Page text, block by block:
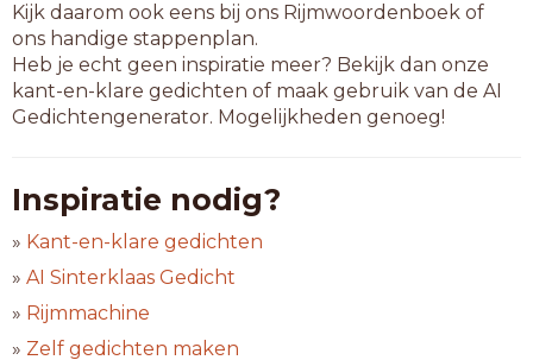
Kijk daarom ook eens bij ons Rijmwoordenboek of
ons handige stappenplan.
Heb je echt geen inspiratie meer? Bekijk dan onze
kant-en-klare gedichten of maak gebruik van de AI
Gedichtengenerator. Mogelijkheden genoeg!
Inspiratie nodig?
» Kant-en-klare gedichten
» AI Sinterklaas Gedicht
» Rijmmachine
» Zelf gedichten maken